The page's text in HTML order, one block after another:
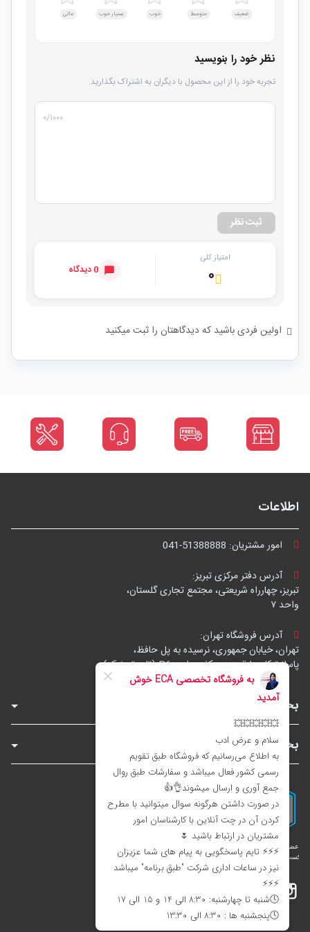
ضعیف متوسط خوب بسیار خوب عالی
نظر خود را بنویسید
تجربه خود را از این محصول با دیگران به اشتراک بگذارید.
۰/۱۰۰۰
ثبت نظر
امتیاز کلی
۰ 0 دیدگاه
اولین فردی باشید که دیدگاهتان را ثبت میکنید
اطلاعات
امور مشتریان: 041-51388888
آدرس دفتر مرکزی تبریز:
تبریز، چهارراه شریعتی، مجتمع تجاری گلستان،
واحد ۷
آدرس فروشگاه تهران:
تهران، خیابان جمهوری، نرسیده به پل حافظ،
پاساژ توکل، طبقه زیرهمکف، واحد B6 (تاپ ترونیک)
بخش‌های فروشگاه
بخش‌های سایت
اینستاگرام